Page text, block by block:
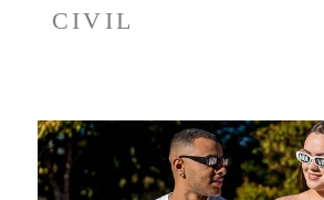
CIVIL